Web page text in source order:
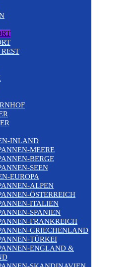
INLAND
MEERE
BERGE
SEEN
EUROPA
ALPEN
ÖSTERREICH
ITALIEN
SPANIEN
FRANKREICH
GRIECHENLAND
TÜRKEI
ENGLAND &